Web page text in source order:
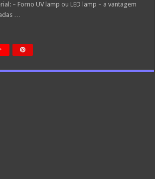
– Forno UV lamp ou LED lamp – a vantagem
…